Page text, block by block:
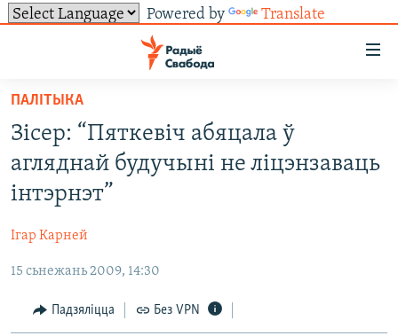
Powered by Translate
ўнівэрсальнага
доступу
Перайсьці
да
галоўнага
зьместу
Перайсьці
да
навігацыі
Перайсьці
УСЕ НАВІНЫ
ПАЛІТЫКА
ЭКАНОМІКА
ВАЙНА
ТОЛЬКІ НА СВАБОДЗЕ
ГІСТОРЫЯ НА СВАБОДЗЕ
ПАДКАСТЫ
КНІГІ
ПАДЗЯЛІЦЦА ІНФАРМАЦЫЯЙ
RSS
ПАДКАСТЫ
FACEBOOK
ПАЛІТЫКА
Зісер: “Пяткевіч абяцала ў
агляднай будучыні не ліцэнзаваць
інтэрнэт”
Ігар Карней
15 сьнежань 2009, 14:30
Падзяліцца Без VPN